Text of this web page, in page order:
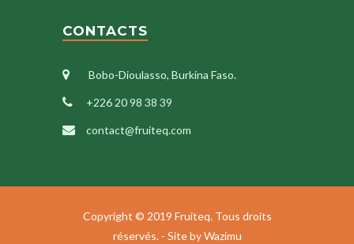
CONTACTS
Bobo-Dioulasso, Burkina Faso.
+226 20 98 38 39
contact@fruiteq.com
Copyright © 2019 Fruiteq. Tous droits
réservés. - Site byWazimu